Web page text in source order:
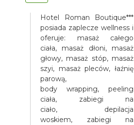
Hotel Roman Boutique***
posiada zaplecze wellness i
oferuje: masaż całego
ciała, masaż dłoni, masaż
głowy, masaż stóp, masaż
szyi, masaż pleców, łaźnię
parową,
body wrapping, peeling
ciała, zabiegi na
ciało, depilacja
woskiem, zabiegi na